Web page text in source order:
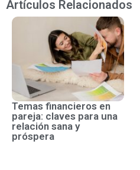
Artículos Relacionados
Temas financieros en
pareja: claves para una
relación sana y
próspera